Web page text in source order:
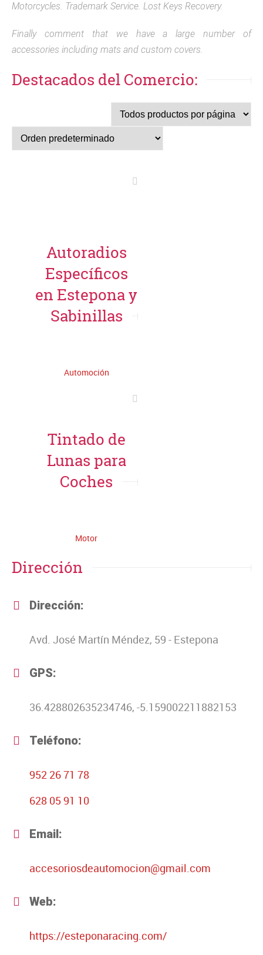
Motorcycles. Trademark Service. Lost Keys Recovery.
Finally comment that we have a large number of
accessories including mats and custom covers.
Destacados del Comercio:
Autoradios
Específicos
en Estepona y
Sabinillas
Automoción
Tintado de
Lunas para
Coches
Motor
Dirección
Dirección:
Avd. José Martín Méndez, 59 - Estepona
GPS:
36.428802635234746, -5.159002211882153
Teléfono:
952 26 71 78
628 05 91 10
Email:
accesoriosdeautomocion@gmail.com
Web:
https://esteponaracing.com/